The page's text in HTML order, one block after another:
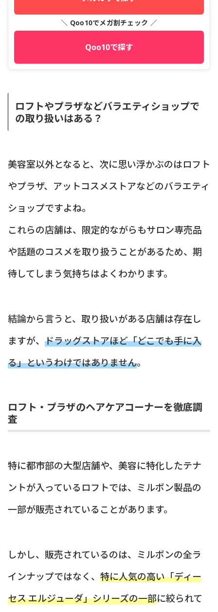
＼ Qoo10でメガ割チェック ／
Qoo10で探す
ロフトやプラザなどバラエティショップで
の取り扱いはある？
美容室以外となると、次に思い浮かぶのはロフト
やプラザ、アットコスメストアなどのバラエティ
ショップですよね。
これらの店舗は、限定的ながらもサロン専売品
や話題のコスメを取り扱うことがあるため、期
待してしまう気持ちはよくわかります。
結論から言うと、取り扱いがある店舗は存在し
ますが、 ドラッグストアほど「どこでも手に入
る」というわけではありません。
ロフト・プラザのヘアケアコーナーを徹底調
査
特に都市部の大型店舗や、美容に特化したテナ
ントが入っているロフトでは、ミルボン製品の
一部が販売されていることがあります。
しかし、販売されているのは、ミルボンの全ラ
インナップではなく、 特に人気の高い「ディー
セス エルジューダ」シリーズの一部に絞られて